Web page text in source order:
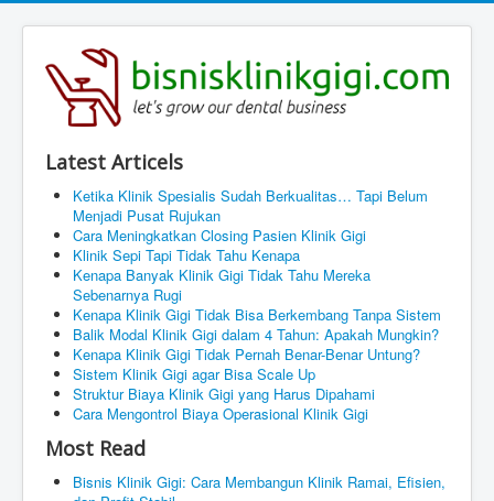
Latest Articels
Ketika Klinik Spesialis Sudah Berkualitas… Tapi Belum
Menjadi Pusat Rujukan
Cara Meningkatkan Closing Pasien Klinik Gigi
Klinik Sepi Tapi Tidak Tahu Kenapa
Kenapa Banyak Klinik Gigi Tidak Tahu Mereka
Sebenarnya Rugi
Kenapa Klinik Gigi Tidak Bisa Berkembang Tanpa Sistem
Balik Modal Klinik Gigi dalam 4 Tahun: Apakah Mungkin?
Kenapa Klinik Gigi Tidak Pernah Benar-Benar Untung?
Sistem Klinik Gigi agar Bisa Scale Up
Struktur Biaya Klinik Gigi yang Harus Dipahami
Cara Mengontrol Biaya Operasional Klinik Gigi
Most Read
Bisnis Klinik Gigi: Cara Membangun Klinik Ramai, Efisien,